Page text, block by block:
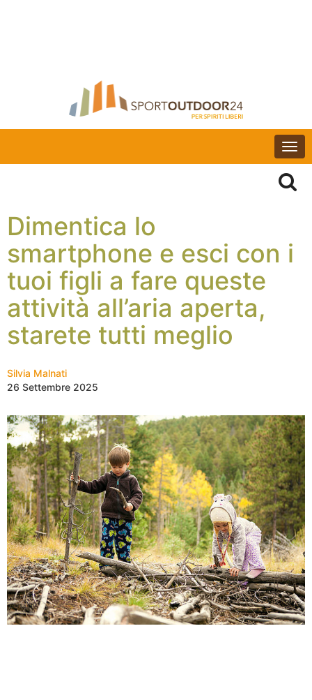
Dimentica lo
smartphone e esci con i
tuoi figli a fare queste
attività all’aria aperta,
starete tutti meglio
Silvia Malnati
26 Settembre 2025